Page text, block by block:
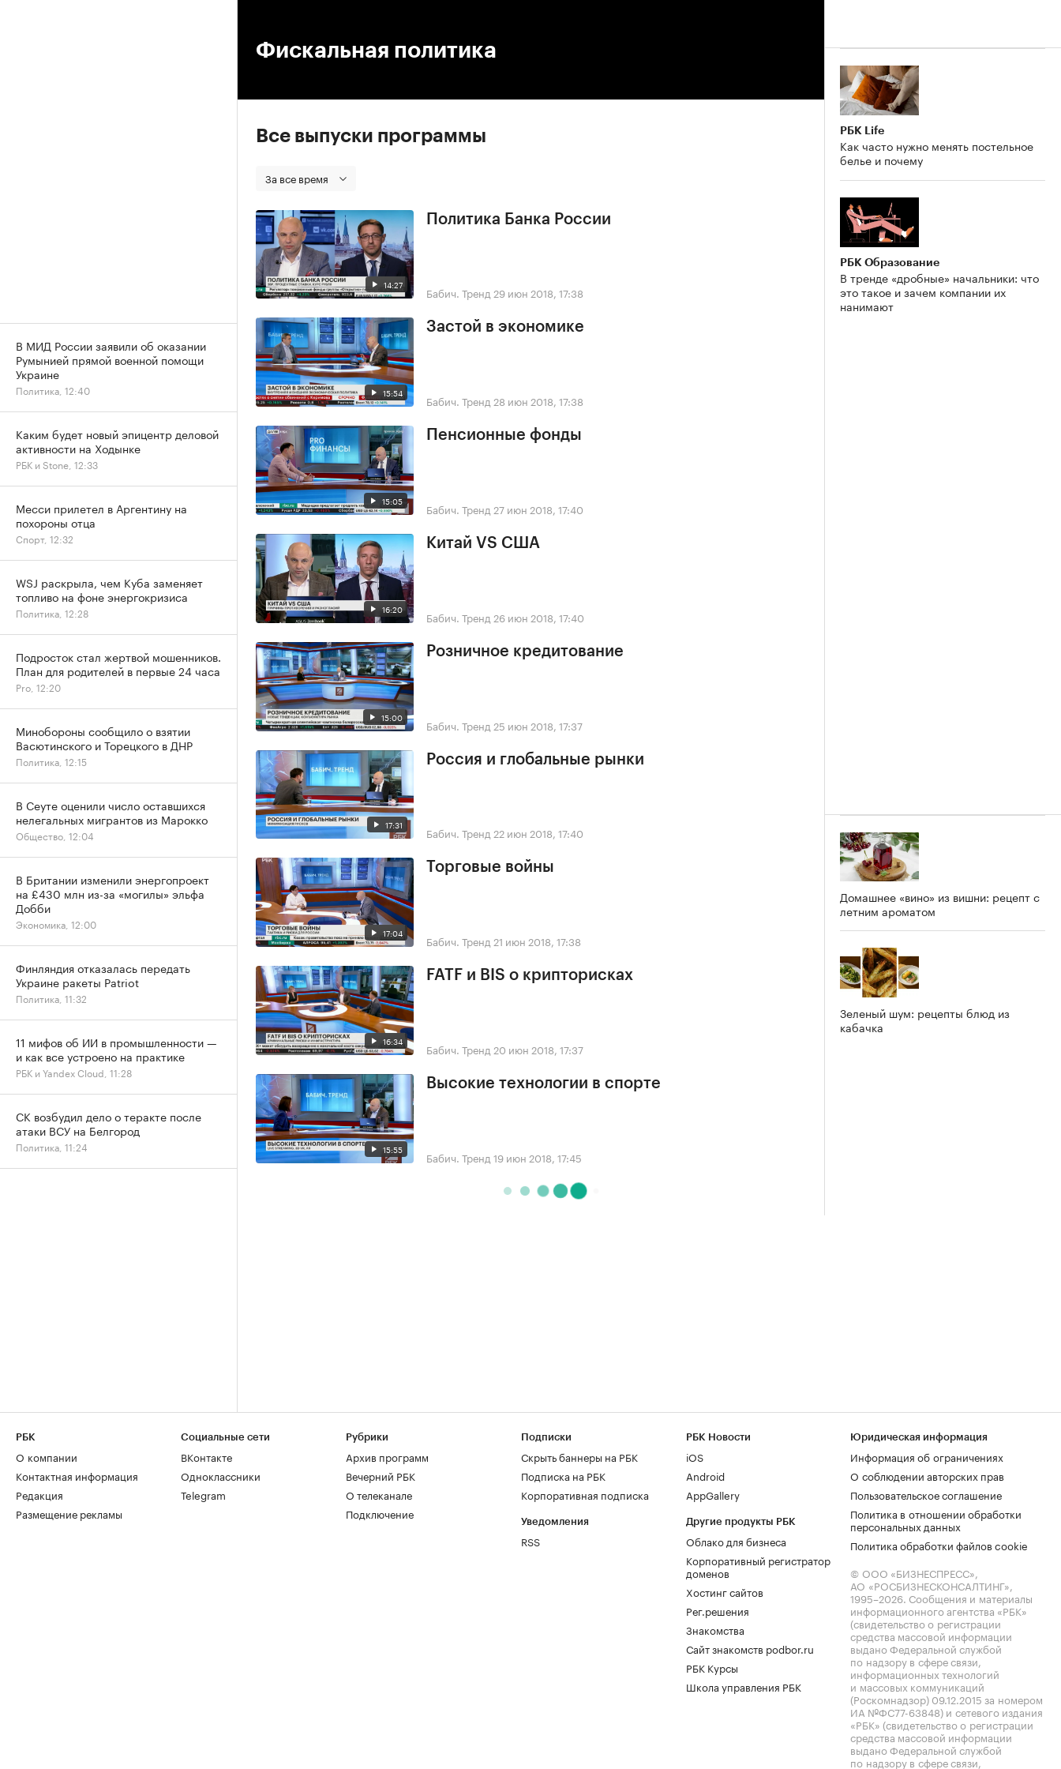
Фискальная политика
Все выпуски программы
За все время
14:27
Политика Банка России
Бабич. Тренд 29 июн 2018, 17:38
15:54
Застой в экономике
Бабич. Тренд 28 июн 2018, 17:38
15:05
Пенсионные фонды
Бабич. Тренд 27 июн 2018, 17:40
16:20
Китай VS США
Бабич. Тренд 26 июн 2018, 17:40
15:00
Розничное кредитование
Бабич. Тренд 25 июн 2018, 17:37
17:31
Россия и глобальные рынки
Бабич. Тренд 22 июн 2018, 17:40
17:04
Торговые войны
Бабич. Тренд 21 июн 2018, 17:38
16:34
FATF и BIS о крипторисках
Бабич. Тренд 20 июн 2018, 17:37
15:55
Высокие технологии в спорте
Бабич. Тренд 19 июн 2018, 17:45
РБК Life
Как часто нужно менять постельное
белье и почему
РБК Образование
В тренде «дробные» начальники: что
это такое и зачем компании их
нанимают
Домашнее «вино» из вишни: рецепт с
летним ароматом
Зеленый шум: рецепты блюд из
кабачка
В МИД России заявили об оказании
Румынией прямой военной помощи
Украине
Политика, 12:40
Каким будет новый эпицентр деловой
активности на Ходынке
РБК и Stone, 12:33
Месси прилетел в Аргентину на
похороны отца
Спорт, 12:32
WSJ раскрыла, чем Куба заменяет
топливо на фоне энергокризиса
Политика, 12:28
Подросток стал жертвой мошенников.
План для родителей в первые 24 часа
Pro, 12:20
Минобороны сообщило о взятии
Васютинского и Торецкого в ДНР
Политика, 12:15
В Сеуте оценили число оставшихся
нелегальных мигрантов из Марокко
Общество, 12:04
В Британии изменили энергопроект
на £430 млн из-за «могилы» эльфа
Добби
Экономика, 12:00
Финляндия отказалась передать
Украине ракеты Patriot
Политика, 11:32
11 мифов об ИИ в промышленности —
и как все устроено на практике
РБК и Yandex Cloud, 11:28
СК возбудил дело о теракте после
атаки ВСУ на Белгород
Политика, 11:24
РБК
О компании
Контактная информация
Редакция
Размещение рекламы
Социальные сети
ВКонтакте
Одноклассники
Telegram
Рубрики
Архив программ
Вечерний РБК
О телеканале
Подключение
Подписки
Скрыть баннеры на РБК
Подписка на РБК
Корпоративная подписка
Уведомления
RSS
РБК Новости
iOS
Android
AppGallery
Другие продукты РБК
Облако для бизнеса
Корпоративный регистратор
доменов
Хостинг сайтов
Рег.решения
Знакомства
Сайт знакомств podbor.ru
РБК Курсы
Школа управления РБК
Юридическая информация
Информация об ограничениях
О соблюдении авторских прав
Пользовательское соглашение
Политика в отношении обработки
персональных данных
Политика обработки файлов cookie
© ООО «БИЗНЕСПРЕСС»,
АО «РОСБИЗНЕСКОНСАЛТИНГ»,
1995–2026. Сообщения и материалы
информационного агентства «РБК»
(свидетельство о регистрации
средства массовой информации
выдано Федеральной службой
по надзору в сфере связи,
информационных технологий
и массовых коммуникаций
(Роскомнадзор) 09.12.2015 за номером
ИА №ФС77-63848) и сетевого издания
«РБК» (свидетельство о регистрации
средства массовой информации
выдано Федеральной службой
по надзору в сфере связи,